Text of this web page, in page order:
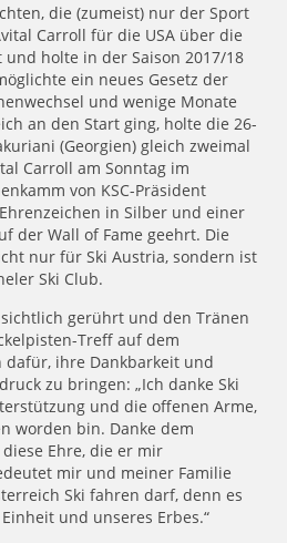
die (zumeist) nur der Sport
Carroll für die USA über die
holte in der Saison 2017/18
ein neues Gesetz der
und wenige Monate
an den Start ging, holte die 26-
(Georgien) gleich zweimal
Carroll am Sonntag im
von KSC-Präsident
in Silber und einer
der Wall of Fame geehrt. Die
nur für Ski Austria, sondern ist
Ski Club.
gerührt und den Tränen
Treff auf dem
dafür, ihre Dankbarkeit und
zu bringen: „Ich danke Ski
und die offenen Arme,
worden bin. Danke dem
Ehre, die er mir
mir und meiner Familie
Ski fahren darf, denn es
und unseres Erbes.“